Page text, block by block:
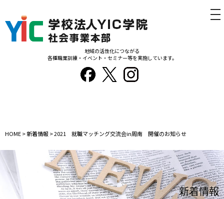
地域の活性化につながる
各種職業訓練・イベント・セミナー等を実施しています。
HOME>新着情報>2021 就職マッチング交流会in周南 開催のお知らせ
新着情報